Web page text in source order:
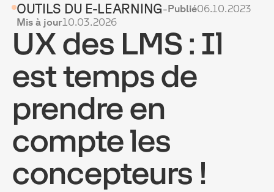
COACHING
NEW
USAGES
POURQUOI DIDASK ?
TARIFS
RESSOURCES
OBTENIR UNE DÉMO
OUTILS DU E-LEARNING-Publié06.10.2023
Mis à jour10.03.2026
UX des LMS : Il
est temps de
prendre en
compte les
concepteurs !